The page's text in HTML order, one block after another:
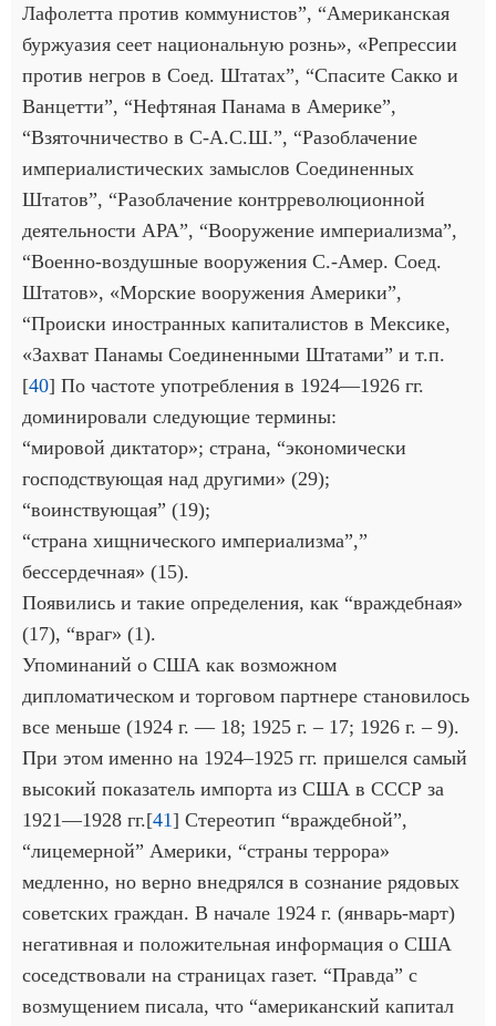
Лафолетта против коммунистов”, “Американская
буржуазия сеет национальную рознь», «Репрессии
против негров в Соед. Штатах”, “Спасите Сакко и
Ванцетти”, “Нефтяная Панама в Америке”,
“Взяточничество в С-А.С.Ш.”, “Разоблачение
империалистических замыслов Соединенных
Штатов”, “Разоблачение контрреволюционной
деятельности АРА”, “Вооружение империализма”,
“Военно-воздушные вооружения С.-Амер. Соед.
Штатов», «Морские вооружения Америки”,
“Происки иностранных капиталистов в Мексике,
«Захват Панамы Соединенными Штатами” и т.п.
[40] По частоте употребления в 1924—1926 гг.
доминировали следующие термины:
“мировой диктатор»; страна, “экономически
господствующая над другими» (29);
“воинствующая” (19);
“страна хищнического империализма”,”
бессердечная» (15).
Появились и такие определения, как “враждебная»
(17), “враг» (1).
Упоминаний о США как возможном
дипломатическом и торговом партнере становилось
все меньше (1924 г. — 18; 1925 г. – 17; 1926 г. – 9).
При этом именно на 1924–1925 гг. пришелся самый
высокий показатель импорта из США в СССР за
1921—1928 гг.[41] Стереотип “враждебной”,
“лицемерной” Америки, “страны террора»
медленно, но верно внедрялся в сознание рядовых
советских граждан. В начале 1924 г. (январь-март)
негативная и положительная информация о США
соседствовали на страницах газет. “Правда” с
возмущением писала, что “американский капитал